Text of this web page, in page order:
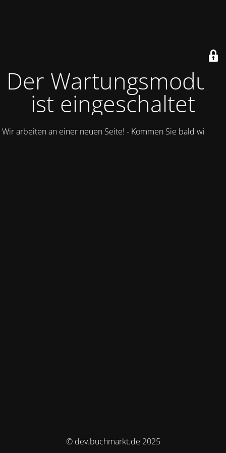
Der Wartungsmodus
ist eingeschaltet
Wir arbeiten an einer neuen Seite! - Kommen Sie bald wieder.
© dev.buchmarkt.de 2025